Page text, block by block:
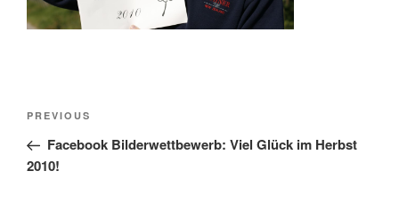
Post
Previous
Post
PREVIOUS
Facebook Bilderwettbewerb: Viel Glück im Herbst
2010!